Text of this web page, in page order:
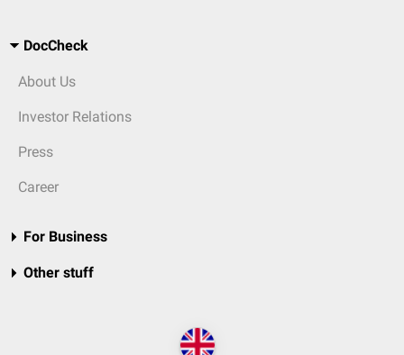
DocCheck
About Us
Investor Relations
Press
Career
For Business
Other stuff